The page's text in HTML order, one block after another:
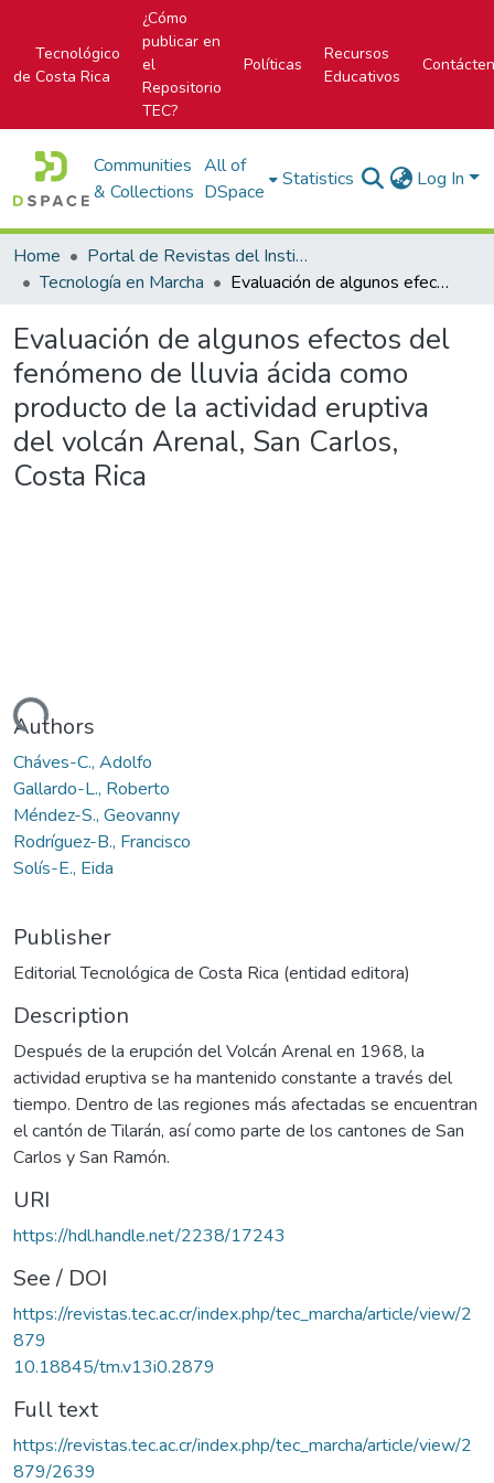
Tecnológico
de Costa Rica
¿Cómo
publicar en
el
Repositorio
TEC?
Políticas
Recursos
Educativos
Communities
& Collections
All of
DSpace
Statistics Log In
Home
Portal de Revistas del Instituto Tecnológico de Costa Rica
Tecnología en Marcha
Evaluación de algunos efectos del fenómeno de lluvia ácida como producto de la actividad eruptiva del volcán Arenal, San Carlos, Costa Rica
Evaluación de algunos efectos del
fenómeno de lluvia ácida como
producto de la actividad eruptiva
del volcán Arenal, San Carlos,
Costa Rica
Authors
Cháves-C., Adolfo
Gallardo-L., Roberto
Méndez-S., Geovanny
Rodríguez-B., Francisco
Solís-E., Eida
Publisher
Editorial Tecnológica de Costa Rica (entidad editora)
Description
Después de la erupción del Volcán Arenal en 1968, la
actividad eruptiva se ha mantenido constante a través del
tiempo. Dentro de las regiones más afectadas se encuentran
el cantón de Tilarán, así como parte de los cantones de San
Carlos y San Ramón.
URI
https://hdl.handle.net/2238/17243
See / DOI
https://revistas.tec.ac.cr/index.php/tec_marcha/article/view/2
879
10.18845/tm.v13i0.2879
Full text
https://revistas.tec.ac.cr/index.php/tec_marcha/article/view/2
879/2639